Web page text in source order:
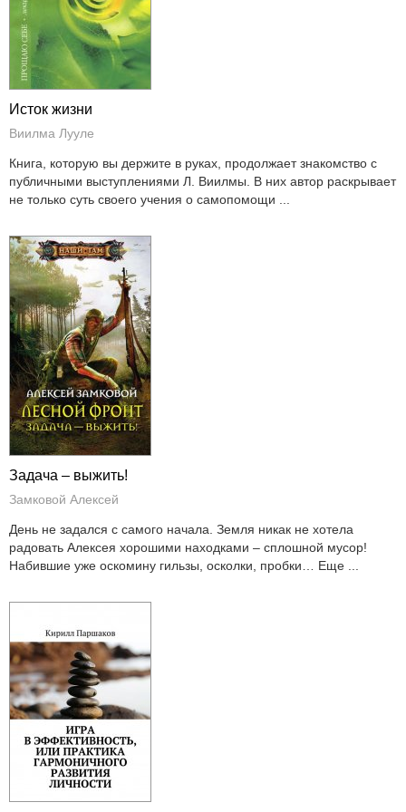
Исток жизни
Виилма Лууле
Книга, которую вы держите в руках, продолжает знакомство с
публичными выступлениями Л. Виилмы. В них автор раскрывает
не только суть своего учения о самопомощи ...
Задача – выжить!
Замковой Алексей
День не задался с самого начала. Земля никак не хотела
радовать Алексея хорошими находками – сплошной мусор!
Набившие уже оскомину гильзы, осколки, пробки… Еще ...